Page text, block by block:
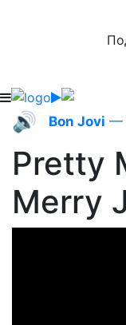
🔊 Bon Jovi —
Pretty
Merry